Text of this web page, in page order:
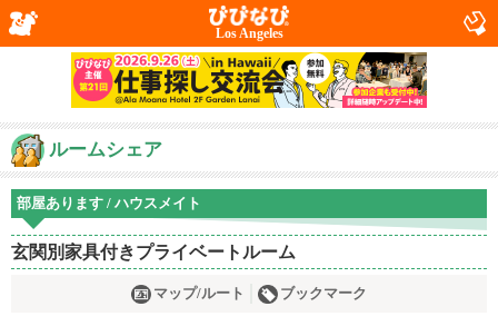
Los Angeles
ルームシェア
部屋あります / ハウスメイト
玄関別家具付きプライベートルーム
マップ/ルート ブックマーク